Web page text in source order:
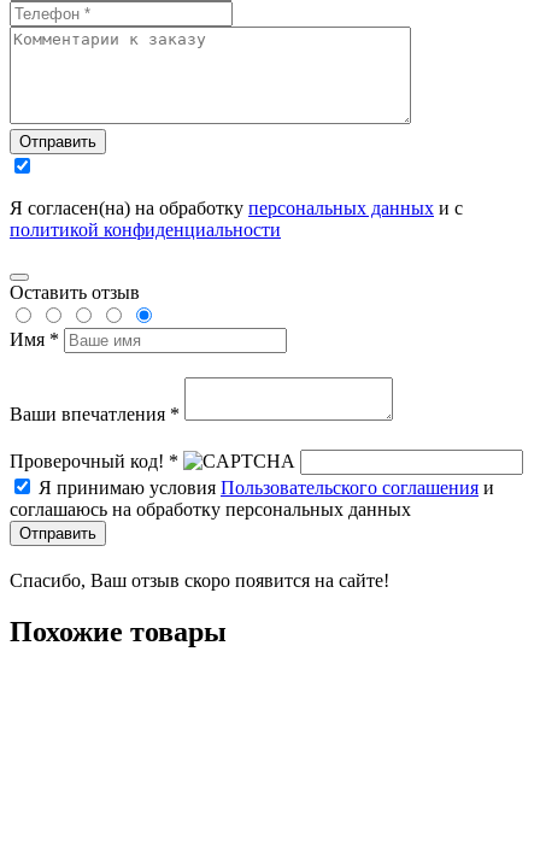
Отправить
Я согласен(на) на обработку персональных данных и с
политикой конфиденциальности
Оставить отзыв
Имя *
Ваши впечатления *
Проверочный код! *
Я принимаю условия Пользовательского соглашения и
соглашаюсь на обработку персональных данных
Отправить
Спасибо, Ваш отзыв скоро появится на сайте!
Похожие товары